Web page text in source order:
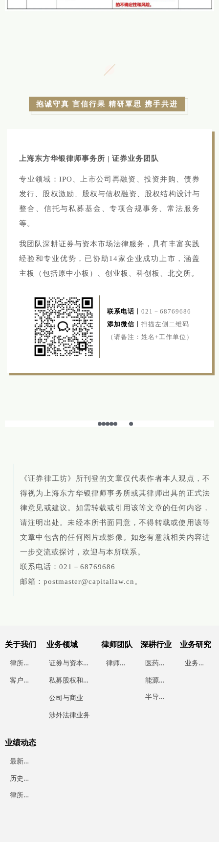
抱诚守真 言信行果 精研覃思 携手共进
上海东方华银律师事务所 | 证券业务团队
专业领域：IPO、上市公司再融资、投资并购、债券
发行、股权激励、股权与债权融资、股权结构设计与
整合、信托与私募基金、专项合规事务、常法服务
等。
我团队深耕证券与资本市场法律服务，具有丰富实践
经验和专业优势，已协助14家企业成功上市，涵盖
主板（包括原中小板）、创业板、科创板、北交所。
联系电话 丨021－68769686
添加微信 丨扫描左侧二维码
（请备注：姓名+工作单位）
《证券律工坊》所刊登的文章仅代表作者本人观点，不
得视为上海东方华银律师事务所或其律师出具的正式法
律意见或建议。如需转载或引用该等文章的任何内容，
请注明出处。未经本所书面同意，不得转载或使用该等
文章中包含的任何图片或影像。如您有意就相关内容进
一步交流或探讨，欢迎与本所联系。
联系电话：021－68769686
邮箱：postmaster@capitallaw.cn。
深耕行业
医
药行业
能
源行业
半
导体行业
证
券与资本市场
私
募股权和投资基金
公司与商业
涉外法律业务
业务领域
律
师团队
律师团队
关于我们
律
所简介
客
户案例
业务研究
业
务研究
业绩动态
最
新业绩
历
史业绩
律
所动态